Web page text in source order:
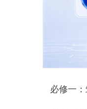
必修一：